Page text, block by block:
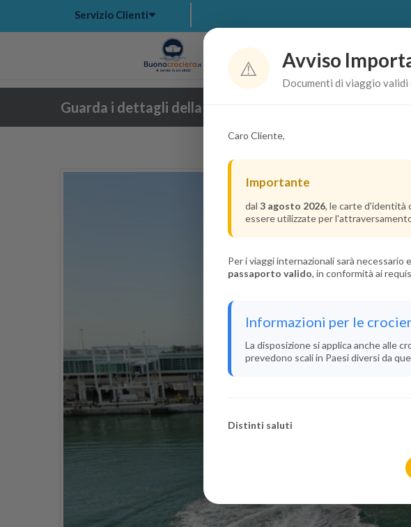
Servizio Clienti
Home Chi Siamo Offerte
Guarda i dettagli della crociera
⚠️ Avviso
Documenti di viaggio validi
Caro Cliente,
Importante
dal 3 agosto 2026, le carte d'identità
essere utilizzate per
Per i viaggi internazionali sarà necessario
passaporto valido, in conformità ai
Informazioni per le
La disposizione si applica anche alle
prevedono scali in Paesi diversi da
Distinti saluti